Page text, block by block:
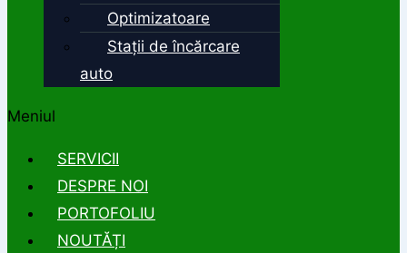
Optimizatoare
Stații de încărcare
auto
Meniul
SERVICII
DESPRE NOI
PORTOFOLIU
NOUTĂȚI